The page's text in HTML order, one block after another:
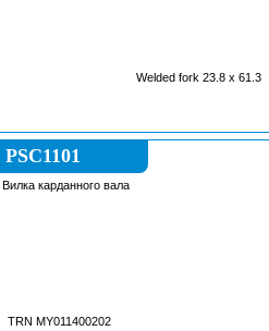
Welded fork 23.8 x 61.3
PSC1101
Вилка карданного вала
TRN MY011400202